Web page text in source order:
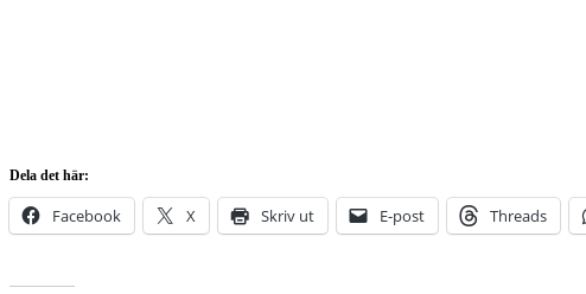
Dela det här:
Facebook X Skriv ut E-post Threads